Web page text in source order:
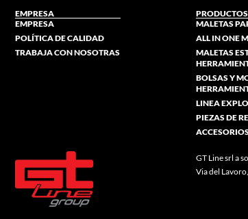
EMPRESA
EMPRESA
POLÍTICA DE CALIDAD
TRABAJA CON NOSOTRAS
PRODUCTOS
MALETAS
ALL IN ONE
MALETAS
BOLSAS Y
LINEA
PIEZAS DE
GT Line srl a
Via del